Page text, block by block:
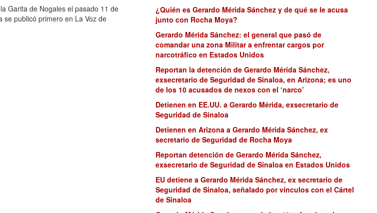
Garita de Nogales el pasado 11 de
publicó primero en La Voz de
¿Quién es Gerardo Mérida Sánchez y de qué se le acusa
junto con Rocha Moya?
Gerardo Mérida Sánchez: el general que pasó de
comandar una zona Militar a enfrentar cargos por
narcotráfico en Estados Unidos
Reportan la detención de Gerardo Mérida Sánchez,
exsecretario de Seguridad de Sinaloa, en Arizona; es uno
de los 10 acusados de nexos con el ‘narco’
Detienen en EE.UU. a Gerardo Mérida, exsecretario de
Seguridad de Sinaloa
Detienen en Arizona a Gerardo Mérida Sánchez, ex
secretario de Seguridad de Rocha Moya
Reportan detención de Gerardo Mérida Sánchez,
exsecretario de Seguridad de Sinaloa en Estados Unidos
EU detiene a Gerardo Mérida Sánchez, ex secretario de
Seguridad de Sinaloa, señalado por vínculos con el Cártel
de Sinaloa